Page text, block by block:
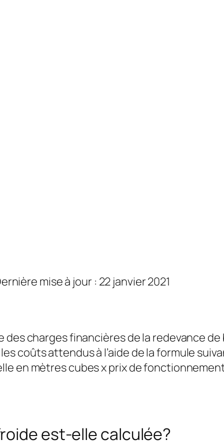
mise à jour : 22 janvier 2021
des charges financières de la redevance
coûts attendus à l’aide de la formule
en mètres cubes x prix de
est-elle calculée?